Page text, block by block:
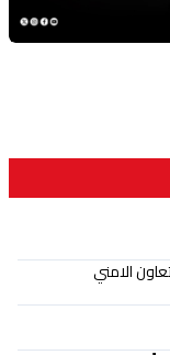
الامني